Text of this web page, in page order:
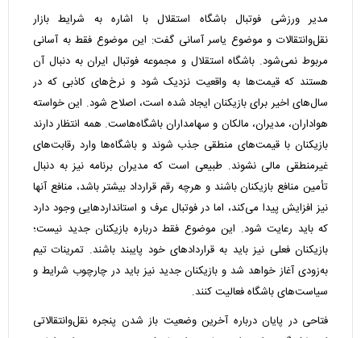
مدیر ورزشی فوتبال باشگاه استقلال با اشاره به شرایط بازار
نقل‌وانتقالات و موضوع یاسر آسانی گفت: این موضوع فقط به آسانی
مربوط نمی‌شود. باشگاه استقلال و مجموعه فوتبال ایران به دنبال آن
هستند که قیمت‌ها به واقعیت نزدیک شود و نرخ‌های کاذبی که در
سال‌های اخیر برای بازیکنان ایجاد شده است، اصلاح شود. این خواسته
هواداران، مدیران، مالکان و سهامداران باشگاه‌هاست. همه انتظار دارند
بازیکنان با قیمت‌های منطقی جذب شوند و باشگاه‌ها وارد رقابت‌های
غیرمنطقی مالی نشوند. طبیعی است که مدیران برنامه نیز به دنبال
تأمین منافع بازیکنان باشند و هرچه رقم قرارداد بیشتر باشد، منافع آنها
نیز افزایش پیدا می‌کند، اما در فوتبال عرف و استانداردهایی وجود دارد
که باید رعایت شود. این موضوع فقط درباره بازیکنان جدید نیست؛
بازیکنان فعلی نیز باید به قراردادهای خود پایبند باشند. تمرینات تیم
به‌زودی آغاز خواهد شد و بازیکنان جدید نیز باید در چارچوب شرایط و
سیاست‌های باشگاه فعالیت کنند.
فتاحی در پایان درباره آخرین وضعیت باز شدن پنجره نقل‌وانتقالاتی